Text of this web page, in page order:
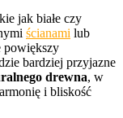
jak białe czy
ścianami lub
powiększy
bardziej przyjazne
drewna, w
i bliskość